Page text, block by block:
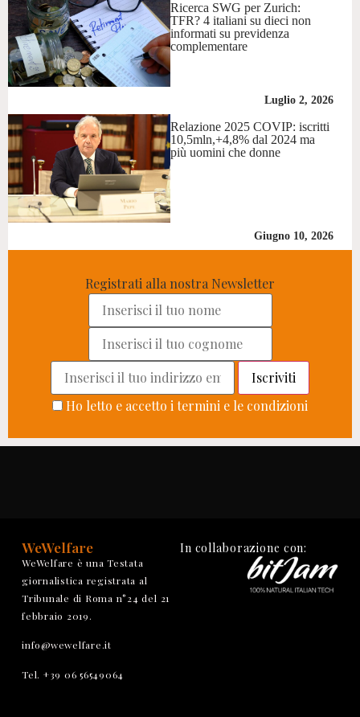
Ricerca SWG per Zurich:
TFR? 4 italiani su dieci non
informati su previdenza
complementare
Luglio 2, 2026
Relazione 2025 COVIP: iscritti
10,5mln,+4,8% dal 2024 ma
più uomini che donne
Giugno 10, 2026
Registrati alla nostra Newsletter
Ho letto e accetto i termini e le condizioni
WeWelfare
WeWelfare è una Testata
giornalistica registrata al
Tribunale di Roma n°24 del 21
febbraio 2019.
info@wewelfare.it
Tel. +39 06 56549064
In collaborazione con: